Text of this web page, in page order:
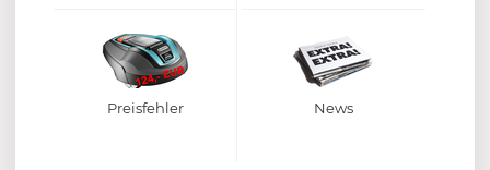
Preisfehler News